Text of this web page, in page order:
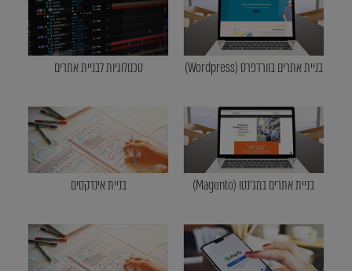
בניית אתרים בוורדפרס (Wordpress) טכנולוגיות לבניית אתרים
בניית אתרים במג'נטו (Magento) בניית אינדקסים